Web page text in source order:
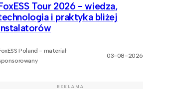
Tour 2026 - wiedza,
i praktyka bliżej
Poland - materiał
03-08-2026
REKLAMA